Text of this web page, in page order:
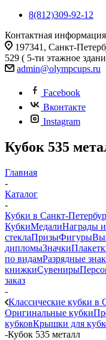
8(812)309-92-12
Контактная информация
197341, Санкт-
529 ( 5-ти этажное
admin@olympcups.ru
Facebook
Вконтакте
Instagram
Кубок 535
Главная
-
Каталог
-
Кубки в Санкт-
КубкиМедалиНаграды
стеклаПризыФигуры
дипломыЗначки
по видамРазрядные
книжкиСувениры
заказ
-
Классические кубки в
Оригинальные кубки
кубковКрышки для
-Кубок 535 металл